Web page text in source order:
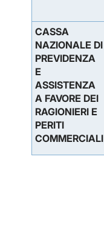
CASSA
NAZIONALE DI
PREVIDENZA
E
ASSISTENZA
A FAVORE DEI
RAGIONIERI E
PERITI
COMMERCIALI